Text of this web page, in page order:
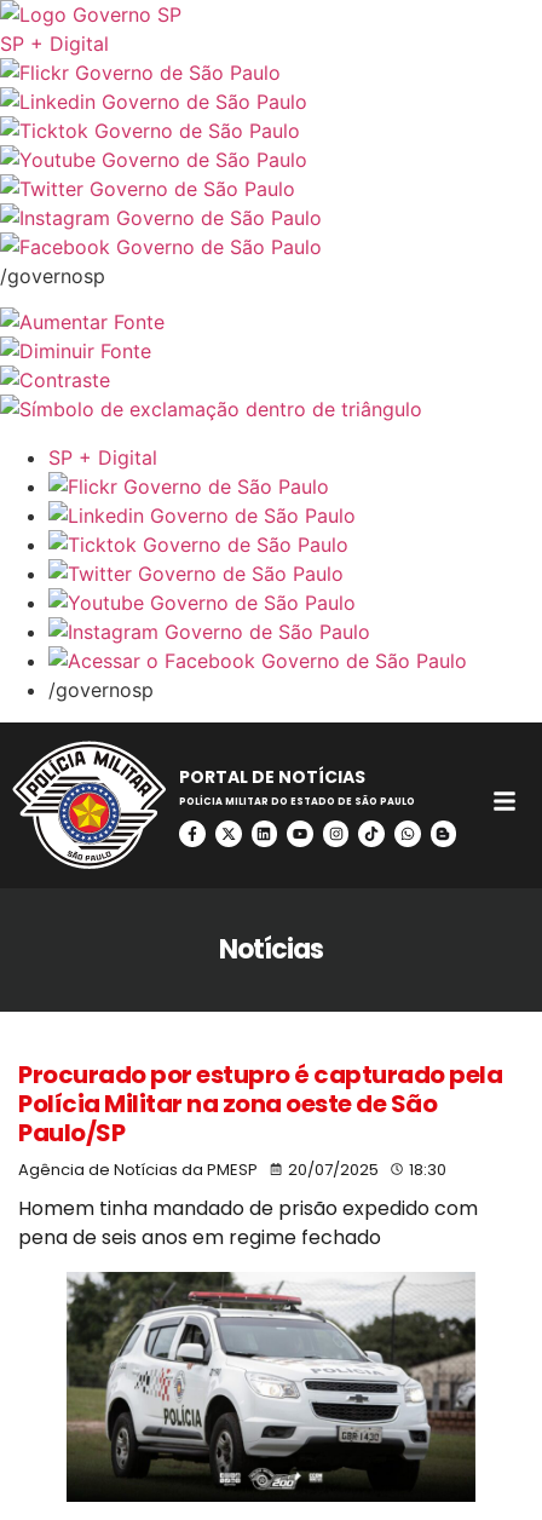
SP + Digital
/governosp
SP + Digital
/governosp
PORTAL DE NOTÍCIAS
POLÍCIA MILITAR DO ESTADO DE SÃO PAULO
Notícias
Procurado por estupro é capturado pela
Polícia Militar na zona oeste de São
Paulo/SP
Agência de Notícias da PMESP 20/07/2025 18:30
Homem tinha mandado de prisão expedido com
pena de seis anos em regime fechado